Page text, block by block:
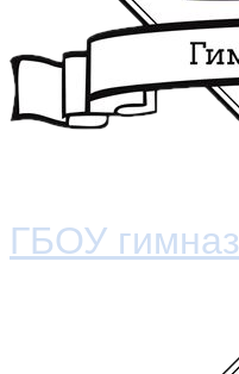
ГБОУ